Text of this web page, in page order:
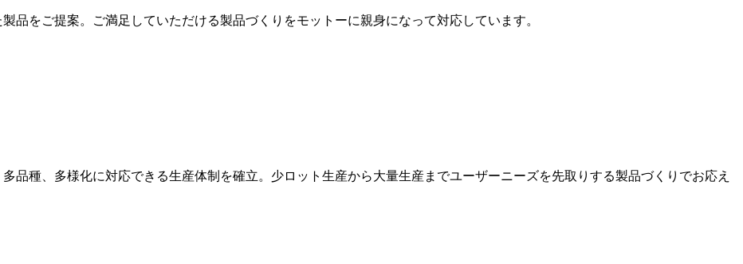
品をご提案。ご満⾜していただける製品づくりをモットーに親⾝になって対応しています。
品種、多様化に対応できる生産体制を確立。少ロット生産から⼤量生産までユーザーニーズを先取りする製品づくりでお応え